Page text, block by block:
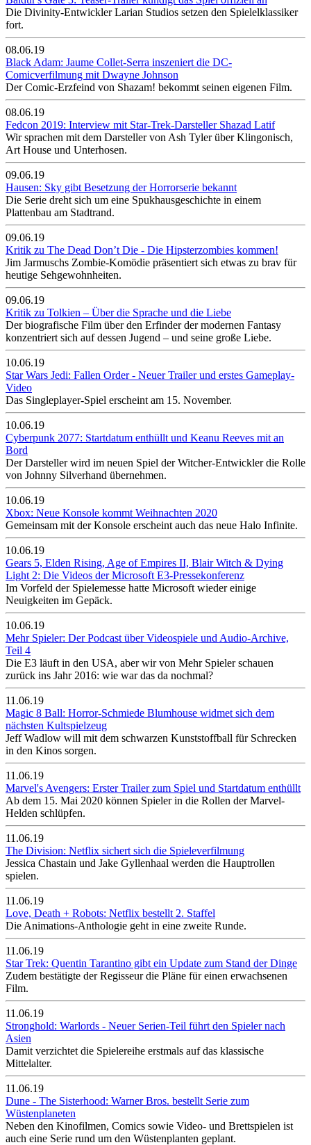
Die Divinity-Entwickler Larian Studios setzen den Spielelklassiker
fort.
08.06.19
Black Adam: Jaume Collet-Serra inszeniert die DC-
Comicverfilmung mit Dwayne Johnson
Der Comic-Erzfeind von Shazam! bekommt seinen eigenen Film.
08.06.19
Fedcon 2019: Interview mit Star-Trek-Darsteller Shazad Latif
Wir sprachen mit dem Darsteller von Ash Tyler über Klingonisch,
Art House und Unterhosen.
09.06.19
Hausen: Sky gibt Besetzung der Horrorserie bekannt
Die Serie dreht sich um eine Spukhausgeschichte in einem
Plattenbau am Stadtrand.
09.06.19
Kritik zu The Dead Don’t Die - Die Hipsterzombies kommen!
Jim Jarmuschs Zombie-Komödie präsentiert sich etwas zu brav für
heutige Sehgewohnheiten.
09.06.19
Kritik zu Tolkien – Über die Sprache und die Liebe
Der biografische Film über den Erfinder der modernen Fantasy
konzentriert sich auf dessen Jugend – und seine große Liebe.
10.06.19
Star Wars Jedi: Fallen Order - Neuer Trailer und erstes Gameplay-
Video
Das Singleplayer-Spiel erscheint am 15. November.
10.06.19
Cyberpunk 2077: Startdatum enthüllt und Keanu Reeves mit an
Bord
Der Darsteller wird im neuen Spiel der Witcher-Entwickler die Rolle
von Johnny Silverhand übernehmen.
10.06.19
Xbox: Neue Konsole kommt Weihnachten 2020
Gemeinsam mit der Konsole erscheint auch das neue Halo Infinite.
10.06.19
Gears 5, Elden Rising, Age of Empires II, Blair Witch & Dying
Light 2: Die Videos der Microsoft E3-Pressekonferenz
Im Vorfeld der Spielemesse hatte Microsoft wieder einige
Neuigkeiten im Gepäck.
10.06.19
Mehr Spieler: Der Podcast über Videospiele und Audio-Archive,
Teil 4
Die E3 läuft in den USA, aber wir von Mehr Spieler schauen
zurück ins Jahr 2016: wie war das da nochmal?
11.06.19
Magic 8 Ball: Horror-Schmiede Blumhouse widmet sich dem
nächsten Kultspielzeug
Jeff Wadlow will mit dem schwarzen Kunststoffball für Schrecken
in den Kinos sorgen.
11.06.19
Marvel's Avengers: Erster Trailer zum Spiel und Startdatum enthüllt
Ab dem 15. Mai 2020 können Spieler in die Rollen der Marvel-
Helden schlüpfen.
11.06.19
The Division: Netflix sichert sich die Spieleverfilmung
Jessica Chastain und Jake Gyllenhaal werden die Hauptrollen
spielen.
11.06.19
Love, Death + Robots​: Netflix bestellt 2. Staffel
Die Animations-Anthologie geht in eine zweite Runde.
11.06.19
Star Trek: Quentin Tarantino gibt ein Update zum Stand der Dinge
Zudem bestätigte der Regisseur die Pläne für einen erwachsenen
Film.
11.06.19
Stronghold: Warlords - Neuer Serien-Teil führt den Spieler nach
Asien
Damit verzichtet die Spielereihe erstmals auf das klassische
Mittelalter.
11.06.19
Dune - The Sisterhood: Warner Bros. bestellt Serie zum
Wüstenplaneten
Neben den Kinofilmen, Comics sowie Video- und Brettspielen ist
auch eine Serie rund um den Wüstenplanten geplant.